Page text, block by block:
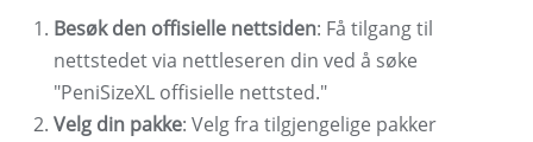
Besøk den offisielle nettsiden: Få tilgang til
nettstedet via nettleseren din ved å søke
"PeniSizeXL offisielle nettsted."
Velg din pakke: Velg fra tilgjengelige pakker